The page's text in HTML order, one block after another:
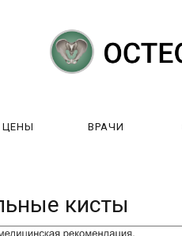
ЦЕНЫ ВРАЧИ
кисты